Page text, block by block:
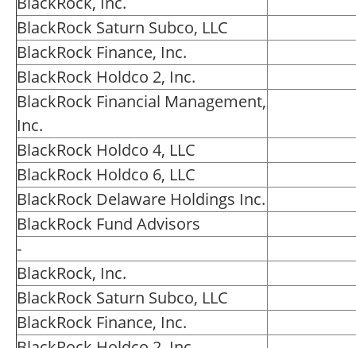
BlackRock Saturn Subco, LLC
BlackRock Finance, Inc.
BlackRock Holdco 2, Inc.
BlackRock Financial Management,
Inc.
BlackRock Holdco 4, LLC
BlackRock Holdco 6, LLC
BlackRock Delaware Holdings Inc.
BlackRock Fund Advisors
-
BlackRock, Inc.
BlackRock Saturn Subco, LLC
BlackRock Finance, Inc.